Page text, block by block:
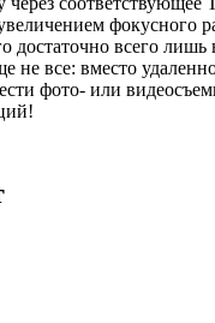
фокусного
достаточно всего
не все: вместо
фото- или